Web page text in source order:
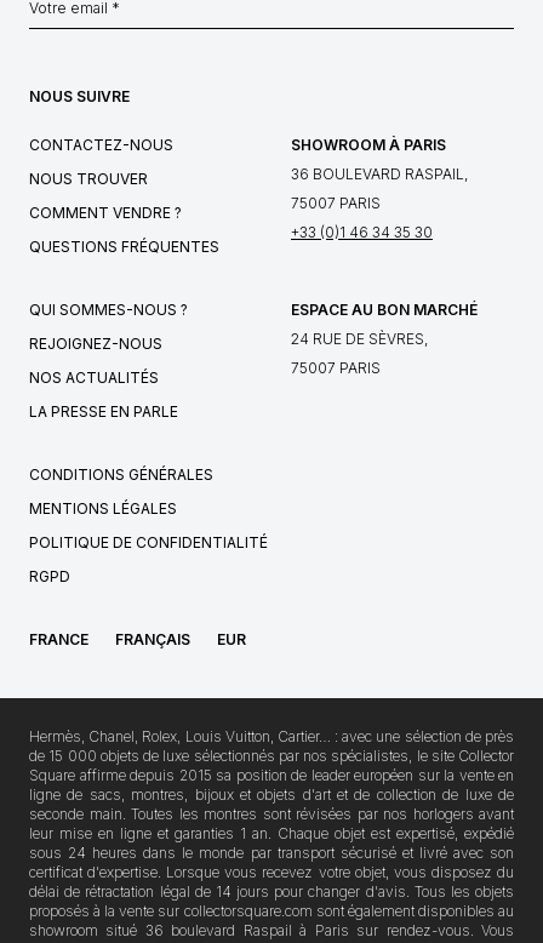
NOUS SUIVRE
CONTACTEZ-NOUS
NOUS TROUVER
COMMENT VENDRE ?
QUESTIONS FRÉQUENTES
SHOWROOM À PARIS
36 BOULEVARD RASPAIL,
75007 PARIS
+33 (0)1 46 34 35 30
QUI SOMMES-NOUS ?
REJOIGNEZ-NOUS
NOS ACTUALITÉS
LA PRESSE EN PARLE
ESPACE AU BON MARCHÉ
24 RUE DE SÈVRES,
75007 PARIS
CONDITIONS GÉNÉRALES
MENTIONS LÉGALES
POLITIQUE DE CONFIDENTIALITÉ
RGPD
FRANCE FRANÇAIS EUR
Hermès, Chanel, Rolex, Louis Vuitton, Cartier… : avec une sélection de près
de 15 000 objets de luxe sélectionnés par nos spécialistes, le site Collector
Square affirme depuis 2015 sa position de leader européen sur la vente en
ligne de sacs, montres, bijoux et objets d'art et de collection de luxe de
seconde main. Toutes les montres sont révisées par nos horlogers avant
leur mise en ligne et garanties 1 an. Chaque objet est expertisé, expédié
sous 24 heures dans le monde par transport sécurisé et livré avec son
certificat d'expertise. Lorsque vous recevez votre objet, vous disposez du
délai de rétractation légal de 14 jours pour changer d'avis. Tous les objets
proposés à la vente sur collectorsquare.com sont également disponibles au
showroom situé 36 boulevard Raspail à Paris sur rendez-vous. Vous